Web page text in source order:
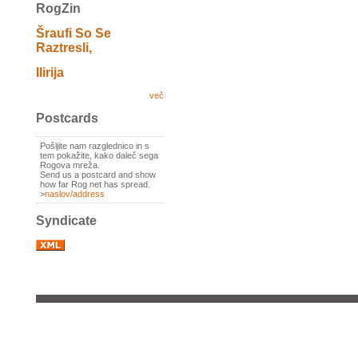
RogZin
Šraufi So Se
Raztresli,
Ilirija
več
Postcards
Pošljite nam razglednico in s
tem pokažite, kako daleč sega
Rogova mreža.
Send us a postcard and show
how far Rog net has spread.
>naslov/address
Syndicate